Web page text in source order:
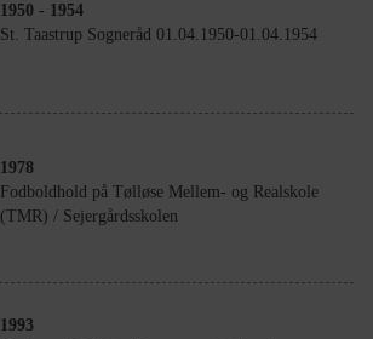
1950 - 1954
St. Taastrup Sogneråd 01.04.1950-01.04.1954
1978
Fodboldhold på Tølløse Mellem- og Realskole
(TMR) / Sejergårdsskolen
1993